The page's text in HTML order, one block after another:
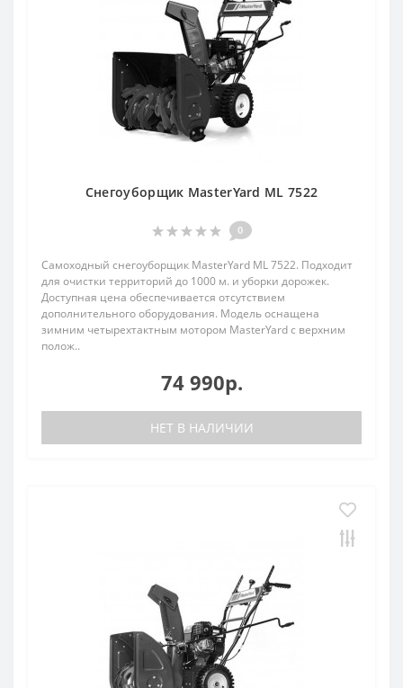
Снегоуборщик MasterYard ML 7522
0
Самоходный снегоуборщик MasterYard ML 7522. Подходит
для очистки территорий до 1000 м. и уборки дорожек.
Доступная цена обеспечивается отсутствием
дополнительного оборудования. Модель оснащена
зимним четырехтактным мотором MasterYard с верхним
полож..
74 990р.
НЕТ В НАЛИЧИИ